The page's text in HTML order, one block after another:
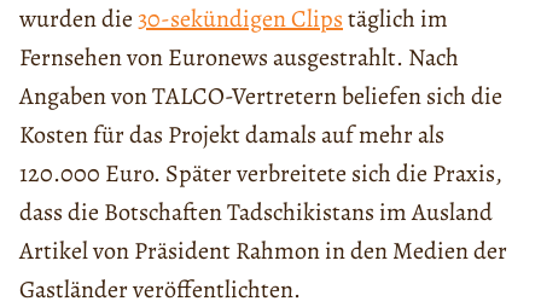
wurden die30-sekündigen Clipstäglich im
Fernsehen von Euronews ausgestrahlt. Nach
Angaben von TALCO-Vertretern beliefen sich die
Kosten für das Projekt damals auf mehr als
120.000 Euro. Später verbreitete sich die Praxis,
dass die Botschaften Tadschikistans im Ausland
Artikel von Präsident Rahmon in den Medien der
Gastländer veröffentlichten.